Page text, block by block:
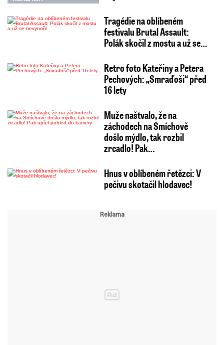
Tragédie na oblíbeném
festivalu Brutal Assault:
Polák skočil z mostu a už se…
Retro foto Kateřiny a Petera
Pechových: „Smraďoši“ před
16 lety
Muže naštvalo, že na
záchodech na Smíchově
došlo mýdlo, tak rozbil
zrcadlo! Pak…
Hnus v oblíbeném řetězci: V
pečivu skotačil hlodavec!